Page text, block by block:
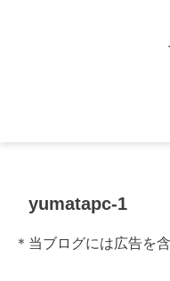
yumatapc-1
＊当ブログには広告を